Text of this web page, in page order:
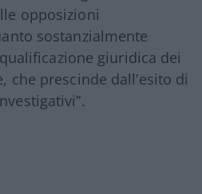
opposizioni
sostanzialmente
giuridica dei
che prescinde dall’esito di